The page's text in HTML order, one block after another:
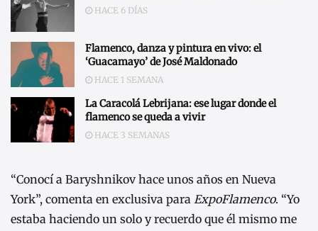
HACE 6 DÍAS
Flamenco, danza y pintura en vivo: el
‘Guacamayo’ de José Maldonado
HACE 1 SEMANA
La Caracolá Lebrijana: ese lugar donde el
flamenco se queda a vivir
HACE 3 SEMANAS
“Conocí a Baryshnikov hace unos años en Nueva
York”, comenta en exclusiva para ExpoFlamenco. “Yo
estaba haciendo un solo y recuerdo que él mismo me